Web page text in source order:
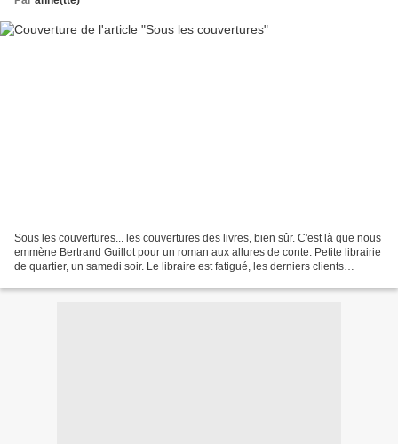
Sous les couvertures... les couvertures des livres, bien sûr. C'est là que nous
emmène Bertrand Guillot pour un roman aux allures de conte. Petite librairie
de quartier, un samedi soir. Le libraire est fatigué, les derniers clients